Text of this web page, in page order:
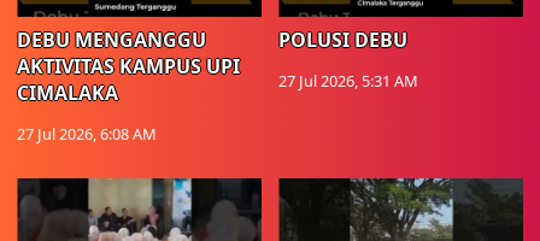
DEBU MENGANGGU
AKTIVITAS KAMPUS UPI
CIMALAKA
27 Jul 2026, 6:08 AM
POLUSI DEBU
27 Jul 2026, 5:31 AM